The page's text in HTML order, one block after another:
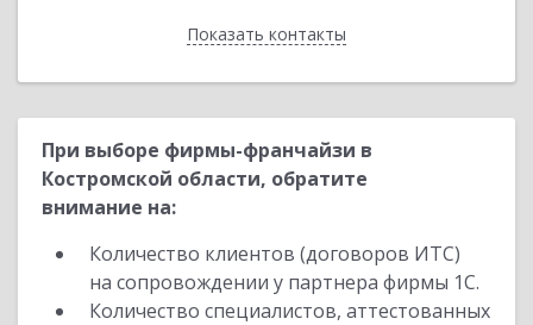
Показать контакты
Назад
При выборе фирмы-франчайзи в
Костромской области, обратите
внимание на:
Количество клиентов (договоров ИТС)
на сопровождении у партнера фирмы 1С.
Количество специалистов, аттестованных